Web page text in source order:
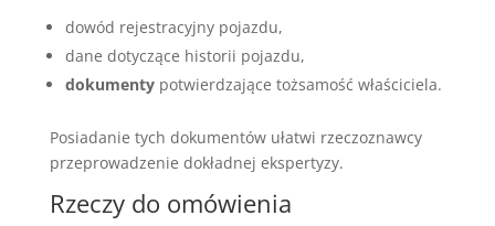
dowód rejestracyjny pojazdu,
dane dotyczące historii pojazdu,
dokumentypotwierdzające tożsamość właściciela.
Posiadanie tych dokumentów ułatwi rzeczoznawcy
przeprowadzenie dokładnej ekspertyzy.
Rzeczy do omówienia